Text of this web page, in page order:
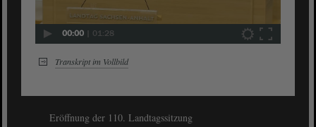
00:00 01:28
Transkript im Vollbild
Eröffnung der 110. Landtagssitzung